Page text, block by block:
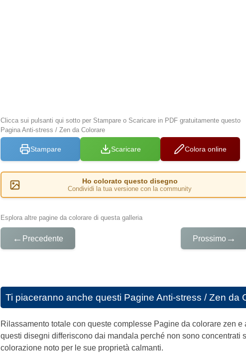
Clicca sui pulsanti qui sotto per Stampare o Scaricare in PDF gratuitamente questo
Pagina Anti-stress / Zen da Colorare
Stampare Scaricare Colora online
Ho colorato questo disegno
Condividi la tua versione con la community
Esplora altre pagine da colorare di questa galleria
← Precedente Prossimo →
Ti piaceranno anche questi Pagine Anti-stress / Zen da
Rilassamento totale con queste complesse Pagine da colorare zen
questi disegni differiscono dai mandala perché non sono
colorazione noto per le sue proprietà calmanti.